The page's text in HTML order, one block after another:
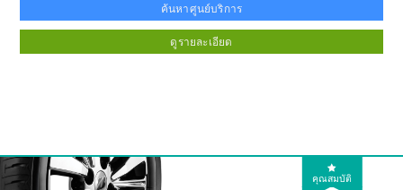
ค้นหาศูนย์บริการ
ดูรายละเอียด
คุณสมบัติ